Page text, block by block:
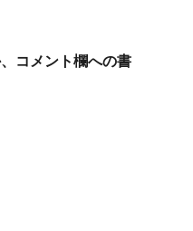
コメント欄への書